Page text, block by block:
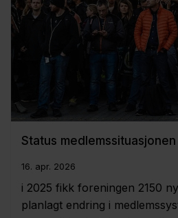
Status
16. apr. 2026
i 2025 fikk foreningen 2150
planlagt endring i